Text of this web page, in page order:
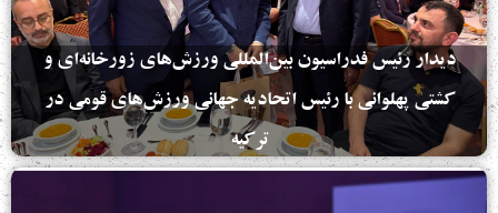
دیدار رئیس فدراسیون بین‌المللی ورزش‌های زورخانه‌ای و
کشتی پهلوانی با رئیس اتحادیه جهانی ورزش‌های قومی در
ترکیه